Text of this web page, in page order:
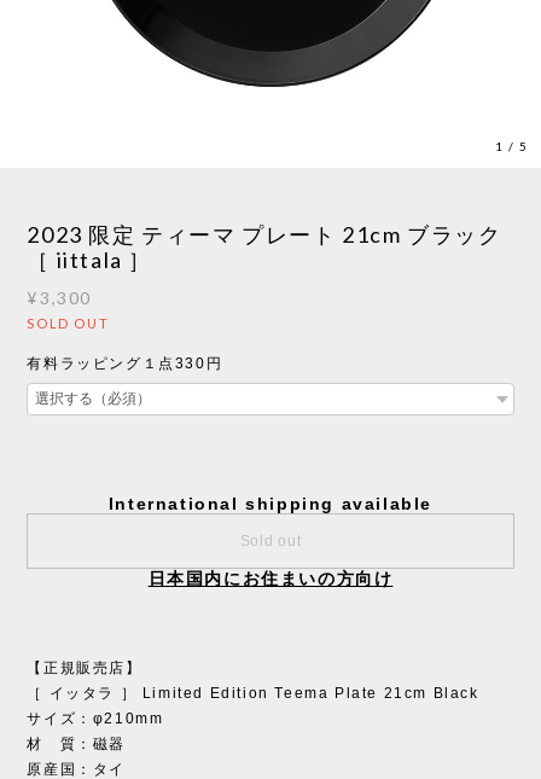
1 /5
2023 限定 ティーマ プレート 21cm ブラック
［ iittala ］
¥3,300
SOLD OUT
有料ラッピング１点330円
International shipping available
Sold out
日本国内にお住まいの方向け
【正規販売店】
［ イッタラ ］ Limited Edition Teema Plate 21cm Black
サイズ：φ210mm
材 質：磁器
原産国：タイ